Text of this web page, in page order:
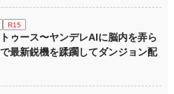
R15
ゥース〜ヤンデレAIに脳内を弄ら
最新鋭機を蹂躙してダンジョン配